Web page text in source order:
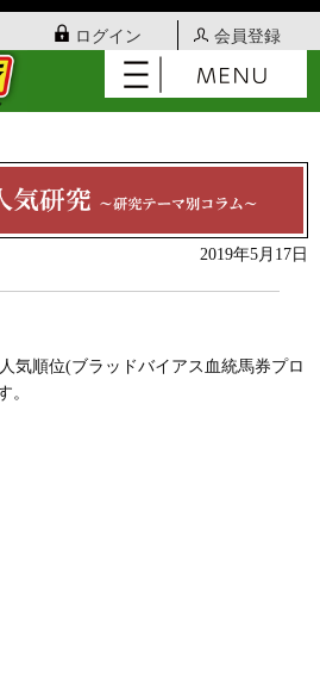
ログイン 会員登録
2019年5月17日
気順位(ブラッドバイアス血統馬券プロ
。